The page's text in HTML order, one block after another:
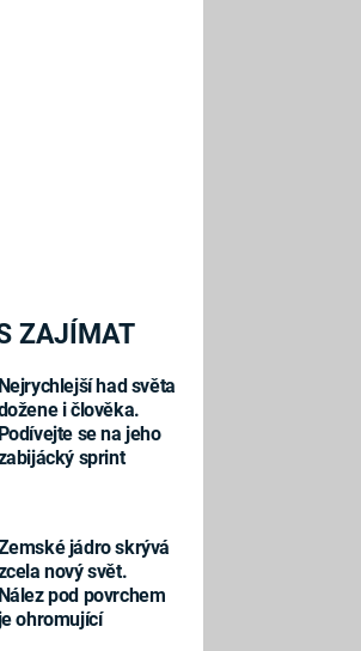
ZAJÍMAT
Nejrychlejší had světa
i člověka.
Podívejte se na jeho
sprint
jádro skrývá
nový svět.
Nález pod povrchem
ohromující